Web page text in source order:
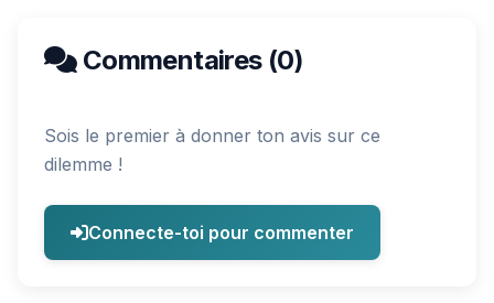
Commentaires (0)
Sois le premier à donner ton avis sur ce
dilemme !
Connecte-toi pour commenter